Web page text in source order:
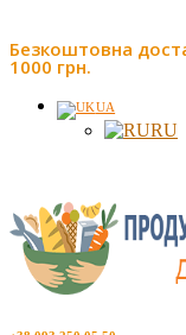
Безкоштовна
1000 грн.
UA
RU